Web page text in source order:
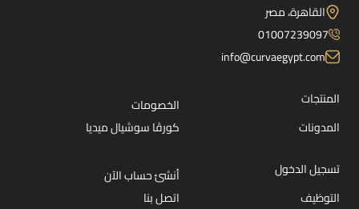
القاهرة، مصر
01007239097
info@curvaegypt.com
المنتجات
الخصومات
المدونات
كورڤا سوشيال ميديا
تسجيل الدخول
أنشئ حساب الآن
التوظيف
اتصل بنا